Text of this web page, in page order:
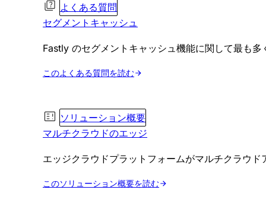
よくある質問
セグメントキャッシュ
Fastly のセグメントキャッシュ機能に関して最も
このよくある質問を読む
ソリューション概要
マルチクラウドのエッジ
エッジクラウドプラットフォームがマルチクラウ
このソリューション概要を読む